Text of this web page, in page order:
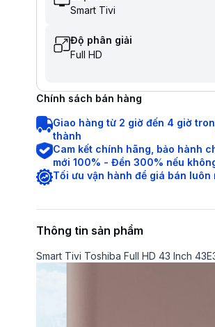
Smart Tivi
Độ phân giải
Full HD
Chính sách bán hàng
Giao hàng từ 2 giờ đến 4 giờ
thành
Cam kết chính hãng, bảo hành
mới 100% - Đền 300% nếu
Tối ưu vận hành để giá bán luôn
Thông tin sản phẩm
Smart Tivi Toshiba Full HD 43 Inch